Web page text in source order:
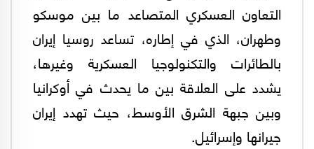
التعاون العسكري المتصاعد ما بين موسكو
وطهران، الذي في إطاره، تساعد روسيا إيران
بالطائرات والتكنولوجيا العسكرية وغيرها،
يشدد على العلاقة بين ما يحدث في أوكرانيا
وبين جبهة الشرق الأوسط، حيث تهدد إيران
جيرانها وإسرائيل.